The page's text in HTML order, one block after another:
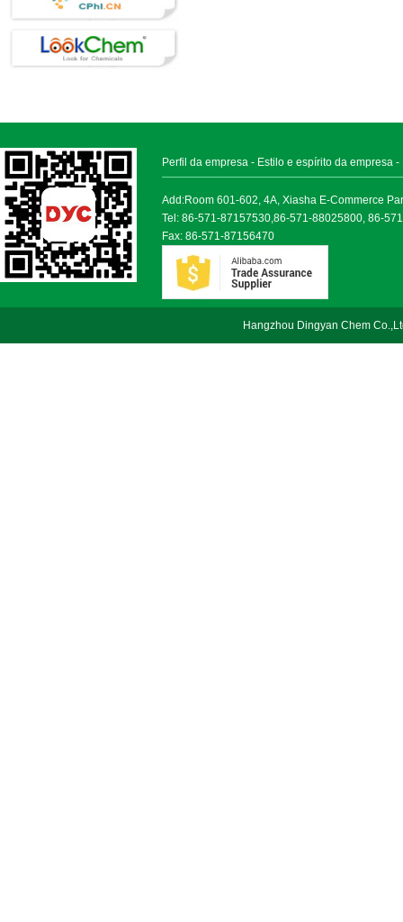
Perfil da empresa - Estilo e espírito da empresa -
Add:Room 601-602, 4A, Xiasha E-Commerce
Tel: 86-571-87157530,86-571-88025800, 86-
Fax: 86-571-87156470
Hangzhou Dingyan Chem